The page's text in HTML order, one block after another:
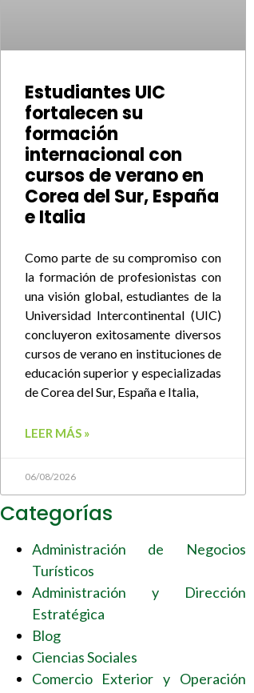
Estudiantes UIC
fortalecen su
formación
internacional con
cursos de verano en
Corea del Sur, España
e Italia
Como parte de su compromiso con
la formación de profesionistas con
una visión global, estudiantes de la
Universidad Intercontinental (UIC)
concluyeron exitosamente diversos
cursos de verano en instituciones de
educación superior y especializadas
de Corea del Sur, España e Italia,
LEER MÁS »
06/08/2026
Categorías
Administración de Negocios
Turísticos
Administración y Dirección
Estratégica
Blog
Ciencias Sociales
Comercio Exterior y Operación